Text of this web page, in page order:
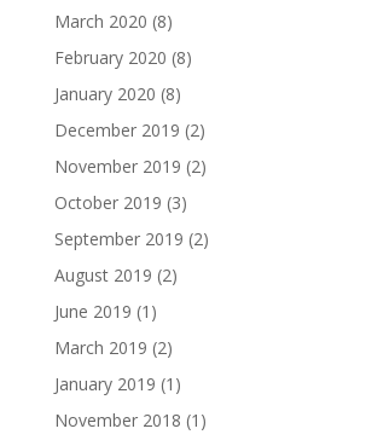
March 2020 (8)
February 2020 (8)
January 2020 (8)
December 2019 (2)
November 2019 (2)
October 2019 (3)
September 2019 (2)
August 2019 (2)
June 2019 (1)
March 2019 (2)
January 2019 (1)
November 2018 (1)